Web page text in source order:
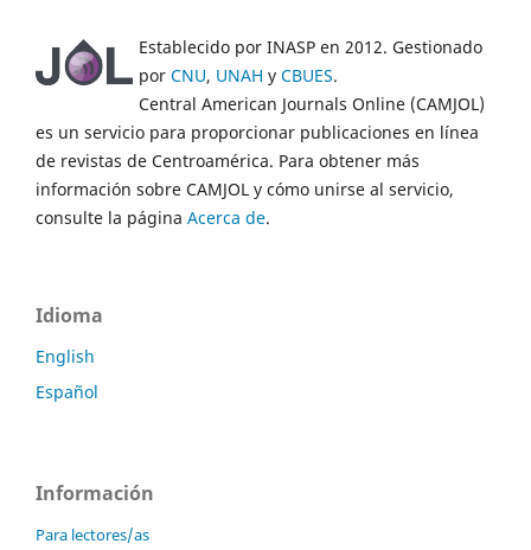
Establecido por INASP en 2012. Gestionado
por CNU, UNAH y CBUES.
Central American Journals Online (CAMJOL)
es un servicio para proporcionar publicaciones en línea
de revistas de Centroamérica. Para obtener más
información sobre CAMJOL y cómo unirse al servicio,
consulte la página Acerca de.
Idioma
English
Español
Información
Para lectores/as